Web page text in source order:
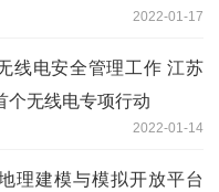
2022-01-17
线电安全管理工作 江苏
个无线电专项行动
2022-01-14
理建模与模拟开放平台